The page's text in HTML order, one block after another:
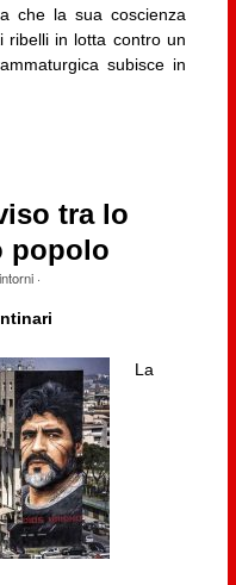
che la sua coscienza
ribelli in lotta contro un
subisce in
tra lo
popolo
·
La